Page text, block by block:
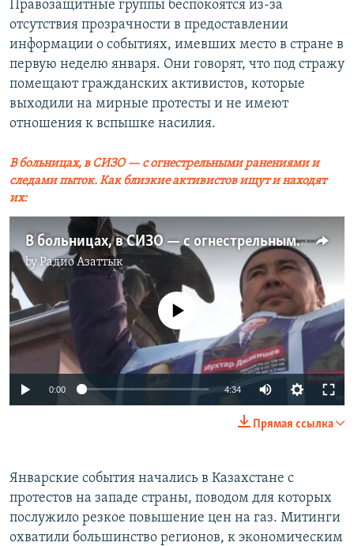
Правозащитные группы беспокоятся из-за
отсутствия прозрачности в предоставлении
информации о событиях, имевших место в стране в
первую неделю января. Они говорят, что под стражу
помещают гражданских активистов, которые
выходили на мирные протесты и не имеют
отношения к вспышке насилия.
В больницах, в СИЗО — с огнестрельными ранениями и
следами пыток. Как близкие активистов ищут и находят
их:
В больницах, в СИЗО — с огнестрельными ранениями и следами пыток. Как близкие активистов ищут и находят их
byРадио Азаттык
720p 1080p
No media source currently available
0:00 4:34
720p
1080p
Прямая ссылка
Январские события начались в Казахстане с
протестов на западе страны, поводом для которых
послужило резкое повышение цен на газ. Митинги
охватили большинство регионов, к экономическим